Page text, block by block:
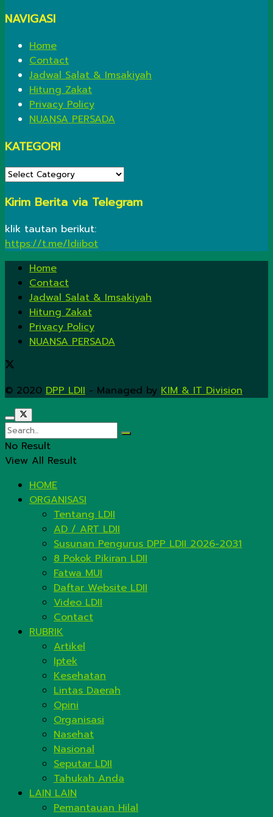
NAVIGASI
Home
Contact
Jadwal Salat & Imsakiyah
Hitung Zakat
Privacy Policy
NUANSA PERSADA
KATEGORI
KATEGORI
Kirim Berita via Telegram
klik tautan berikut:
https://t.me/ldiibot
Home
Contact
Jadwal Salat & Imsakiyah
Hitung Zakat
Privacy Policy
NUANSA PERSADA
© 2020 DPP LDII - Managed by KIM & IT Division.
No Result
View All Result
HOME
ORGANISASI
Tentang LDII
AD / ART LDII
Susunan Pengurus DPP LDII 2026-2031
8 Pokok Pikiran LDII
Fatwa MUI
Daftar Website LDII
Video LDII
Contact
RUBRIK
Artikel
Iptek
Kesehatan
Lintas Daerah
Opini
Organisasi
Nasehat
Nasional
Seputar LDII
Tahukah Anda
LAIN LAIN
Pemantauan Hilal